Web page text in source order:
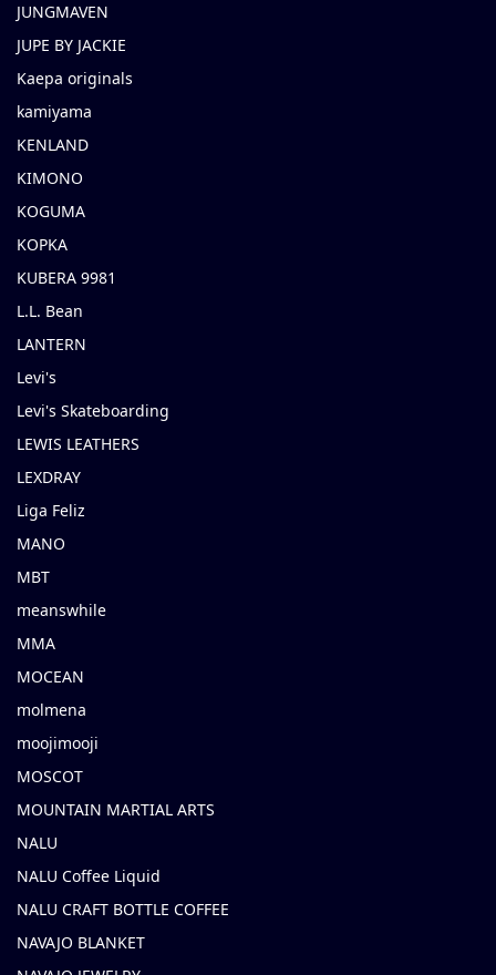
JUNGMAVEN
JUPE BY JACKIE
Kaepa originals
kamiyama
KENLAND
KIMONO
KOGUMA
KOPKA
KUBERA 9981
L.L. Bean
LANTERN
Levi's
Levi's Skateboarding
LEWIS LEATHERS
LEXDRAY
Liga Feliz
MANO
MBT
meanswhile
MMA
MOCEAN
molmena
moojimooji
MOSCOT
MOUNTAIN MARTIAL ARTS
NALU
NALU Coffee Liquid
NALU CRAFT BOTTLE COFFEE
NAVAJO BLANKET